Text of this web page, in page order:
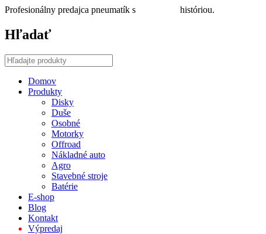
Profesionálny predajca pneumatík s históriou.
Hľadať
Domov
Produkty
Disky
Duše
Osobné
Motorky
Offroad
Nákladné auto
Agro
Stavebné stroje
Batérie
E-shop
Blog
Kontakt
Výpredaj